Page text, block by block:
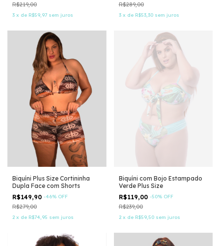
R$219,00
3 x de R$59,97 sem juros
R$289,00
3 x de R$53,30 sem juros
Biquíni Plus Size Cortininha
Dupla Face com Shorts
R$149,90 -46% OFF
R$279,00
2 x de R$74,95 sem juros
Biquíni com Bojo Estampado
Verde Plus Size
R$119,00 -50% OFF
R$239,00
2 x de R$59,50 sem juros